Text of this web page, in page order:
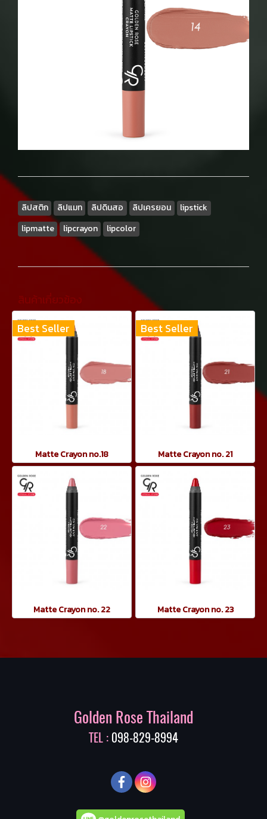
ลิปสติก ลิปแมท ลิปดินสอ ลิปเครยอน
lipstick
lipmatte
lipcrayon lipcolor
สินค้าเกี่ยวข้อง
Best Seller
Matte Crayon no.18
Best Seller
Matte Crayon no. 21
Matte Crayon no. 22 Matte Crayon no. 23
Golden Rose Thailand
TEL : 098-829-8994